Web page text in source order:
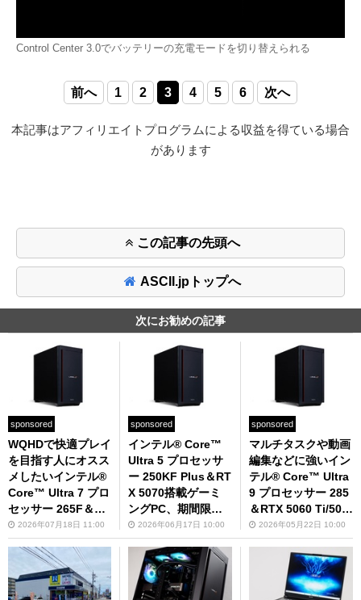
Control Center 3.0でバッテリーの充電モードを切り替えられる
前へ 1 2 3 4 5 6 次へ
本記事はアフィリエイトプログラムによる収益を得ている場合
があります
この記事の先頭へ
ASCII.jpトップへ
次にお勧めの記事
sponsored
WQHDで快適プレイ
を目指す人にオスス
メしたいインテル®
Core™ Ultra 7 プロ
セッサー 265F＆RT
X 5070/5070 Ti搭載
ゲーミングPC
2026年07月18日 11:00
sponsored
インテル® Core™
Ultra 5 プロセッサ
ー 250KF Plus＆RT
X 5070搭載ゲーミ
ングPC、期間限定
で電源ユニットを85
0Wに無償アップグ
レード
2026年06月17日 10:00
sponsored
マルチタスクや動画
編集などに強いイン
テル® Core™ Ultra
9 プロセッサー 285
＆RTX 5060 Ti/507
0 Ti搭載ゲーミング
PC
2026年05月22日 10:00